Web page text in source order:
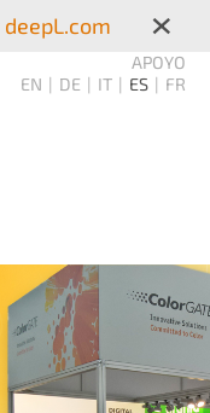
deepL.com ×
APOYO
EN
DE IT ES FR